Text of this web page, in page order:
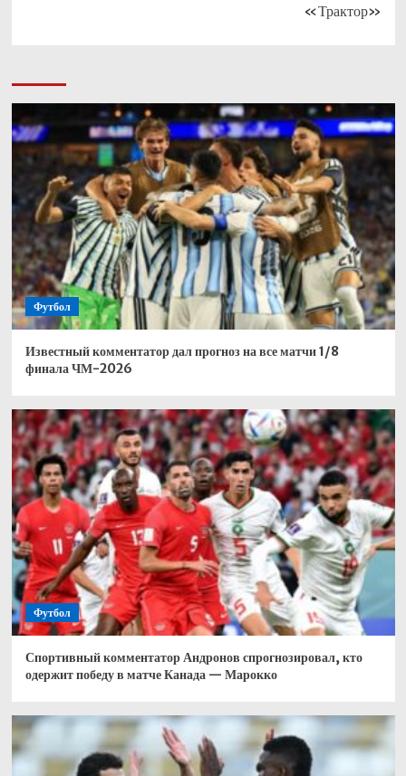
«Трактор»
Футбол
Известный комментатор дал прогноз на все матчи 1/8
финала ЧМ-2026
Футбол
Спортивный комментатор Андронов спрогнозировал, кто
одержит победу в матче Канада — Марокко